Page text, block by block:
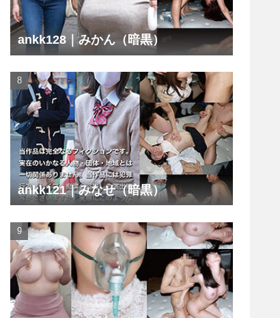
ankk128｜みかん（暗黒）
ankk121｜みなせ（暗黒）